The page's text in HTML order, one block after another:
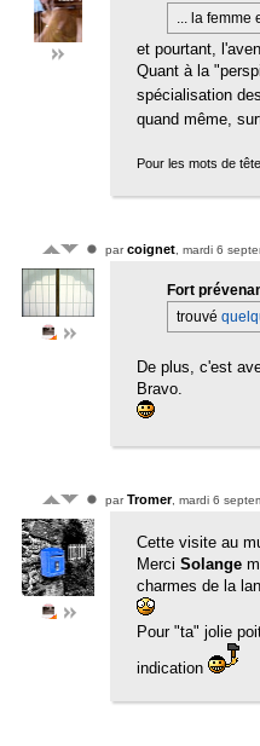
... la femme
et pourtant,
Quant à la
spécialisation
quand même,
Pour les mots de
parcoignet , mardi 6
Fort
trouvé
De plus, c'est
Bravo.
parTromer, mardi 6
Cette visite au
Merci Solange
charmes de la
Pour "ta" jolie
indication